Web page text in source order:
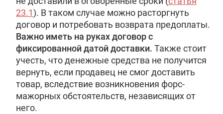
23.1). В таком случае можно расторгнуть
договор и потребовать возврата предоплаты.
Важно иметь на руках договор с
фиксированной датой доставки. Также стоит
учесть, что денежные средства не получится
вернуть, если продавец не смог доставить
товар, вследствие возникновения форс-
мажорных обстоятельств, независящих от
него.